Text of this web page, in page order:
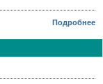
Подробнее